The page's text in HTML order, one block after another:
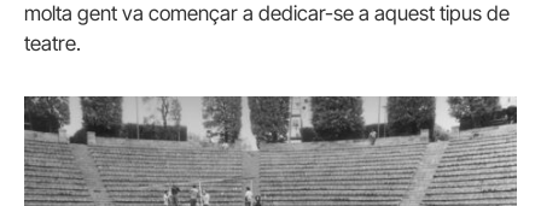
molta gent va començar a dedicar-se a aquest tipus de
teatre.